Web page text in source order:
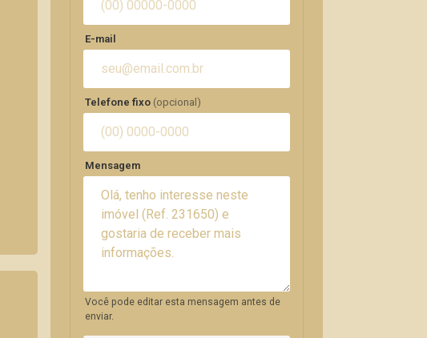
E-mail
Telefone fixo (opcional)
Mensagem
Você pode editar esta mensagem antes de
enviar.